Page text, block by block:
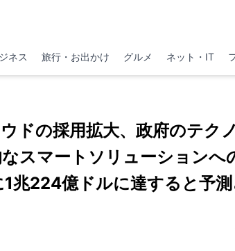
ネス 旅行・お出かけ グルメ ネット・IT
ドの採用拡大、政府のテク
スマートソリューションへ
兆224億ドルに達すると予